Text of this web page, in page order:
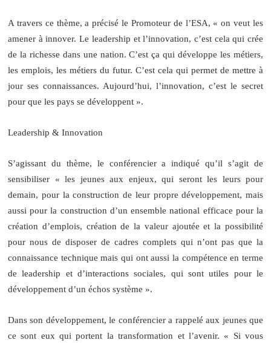
A travers ce thème, a précisé le Promoteur de l’ESA, « on veut les
amener à innover. Le leadership et l’innovation, c’est cela qui crée
de la richesse dans une nation. C’est ça qui développe les métiers,
les emplois, les métiers du futur. C’est cela qui permet de mettre à
jour ses connaissances. Aujourd’hui, l’innovation, c’est le secret
pour que les pays se développent ».
Leadership & Innovation
S’agissant du thème, le conférencier a indiqué qu’il s’agit de
sensibiliser « les jeunes aux enjeux, qui seront les leurs pour
demain, pour la construction de leur propre développement, mais
aussi pour la construction d’un ensemble national efficace pour la
création d’emplois, création de la valeur ajoutée et la possibilité
pour nous de disposer de cadres complets qui n’ont pas que la
connaissance technique mais qui ont aussi la compétence en terme
de leadership et d’interactions sociales, qui sont utiles pour le
développement d’un échos système ».
Dans son développement, le conférencier a rappelé aux jeunes que
ce sont eux qui portent la transformation et l’avenir. « Si vous